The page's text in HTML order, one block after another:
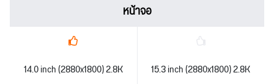
หน้าจอ
14.0 inch (2880x1800) 2.8K 15.3 inch (2880x1800) 2.8K